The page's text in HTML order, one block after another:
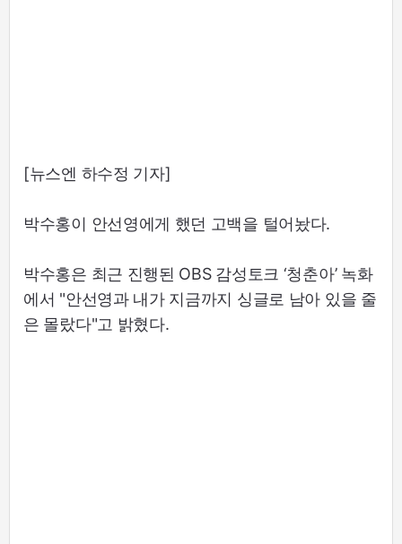
[뉴스엔 하수정 기자]
박수홍이 안선영에게 했던 고백을 털어놨다.
박수홍은 최근 진행된 OBS 감성토크 ‘청춘아’ 녹화
에서 "안선영과 내가 지금까지 싱글로 남아 있을 줄
은 몰랐다"고 밝혔다.